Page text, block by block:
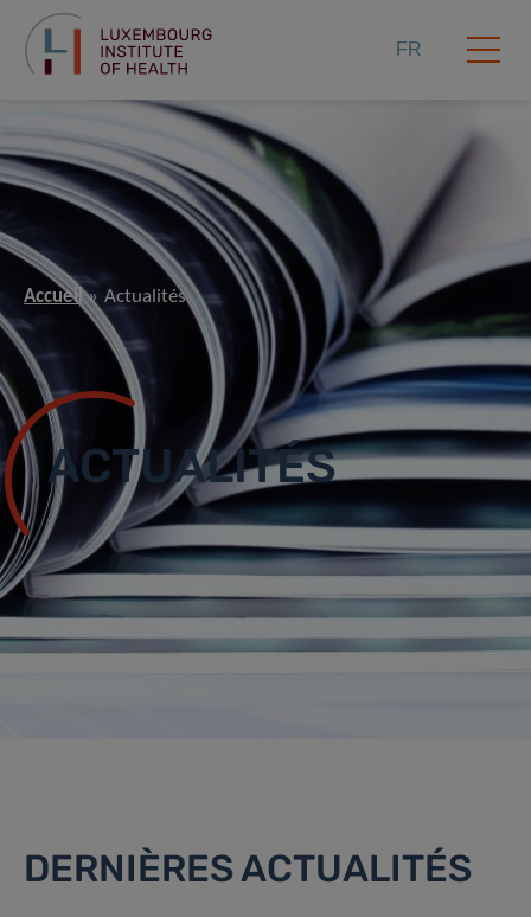
FR
Accueil Actualités
ACTUALITÉS
DERNIÈRES ACTUALITÉS